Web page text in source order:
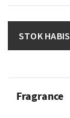
STOK HABIS
Fragrance